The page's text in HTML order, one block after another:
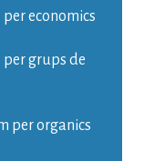
economics
per grups de
per organics